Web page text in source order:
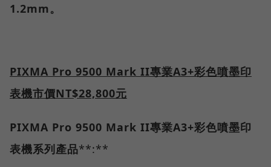
1.2mm。
PIXMA Pro 9500 Mark II專業A3+彩色噴墨印
表機市價NT$28,800元
PIXMA Pro 9500 Mark II專業A3+彩色噴墨印
表機系列產品**:**